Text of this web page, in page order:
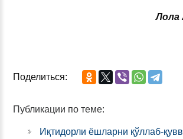
Лола
Поделиться:
Публикации по теме:
Иқтидорли ёшларни қўллаб-